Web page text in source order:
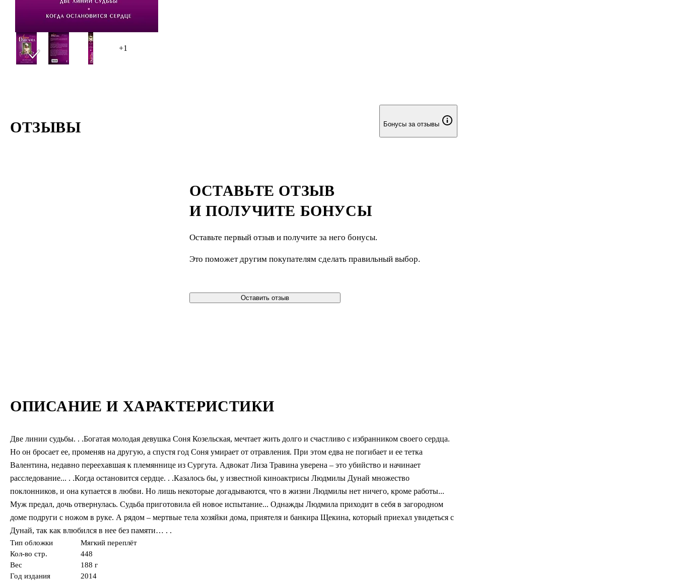
+1
ОПИСАНИЕ И ХАРАКТЕРИСТИКИ
Две линии судьбы. . .Богатая молодая девушка Соня Козельская, мечтает жить долго и счастливо с избранником своего сердца.
Но он бросает ее, променяв на другую, а спустя год Соня умирает от отравления. При этом едва не погибает и ее тетка
Валентина, недавно переехавшая к племяннице из Сургута. Адвокат Лиза Травина уверена – это убийство и начинает
расследование... . .Когда остановится сердце. . .Казалось бы, у известной киноактрисы Людмилы Дунай множество
поклонников, и она купается в любви. Но лишь некоторые догадываются, что в жизни Людмилы нет ничего, кроме работы...
Муж предал, дочь отвернулась. Судьба приготовила ей новое испытание... Однажды Людмила приходит в себя в загородном
доме подруги с ножом в руке. А рядом – мертвые тела хозяйки дома, приятеля и банкира Щекина, который приехал увидеться с
Дунай, так как влюбился в нее без памяти… . .
Тип обложки
Мягкий переплёт
Кол-во стр.
448
Вес
188 г
Год издания
2014
ОТЗЫВЫ Бонусы за отзывы
ОСТАВЬТЕ ОТЗЫВ
И ПОЛУЧИТЕ БОНУСЫ
Оставьте первый отзыв и получите за него бонусы.
Это поможет другим покупателям сделать правильный выбор.
Оставить отзыв